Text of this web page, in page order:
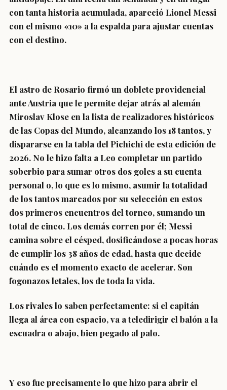
con tanta historia acumulada, apareció Lionel Messi
con el mismo «10» a la espalda para ajustar cuentas
con el destino.
El astro de Rosario firmó un doblete providencial
ante Austria que le permite dejar atrás al alemán
Miroslav Klose en la lista de realizadores históricos
de las Copas del Mundo, alcanzando los 18 tantos, y
dispararse en la tabla del Pichichi de esta edición de
2026. No le hizo falta a Leo completar un partido
soberbio para sumar otros dos goles a su cuenta
personal o, lo que es lo mismo, asumir la totalidad
de los tantos marcados por su selección en estos
dos primeros encuentros del torneo, sumando un
total de cinco. Los demás corren por él; Messi
camina sobre el césped, dosificándose a pocas horas
de cumplir los 38 años de edad, hasta que decide
cuándo es el momento exacto de acelerar. Son
fogonazos letales, los de toda la vida.
Los rivales lo saben perfectamente: si el capitán
llega al área con espacio, va a teledirigir el balón a la
escuadra o abajo, bien pegado al palo.
Y eso fue precisamente lo que hizo para abrir el